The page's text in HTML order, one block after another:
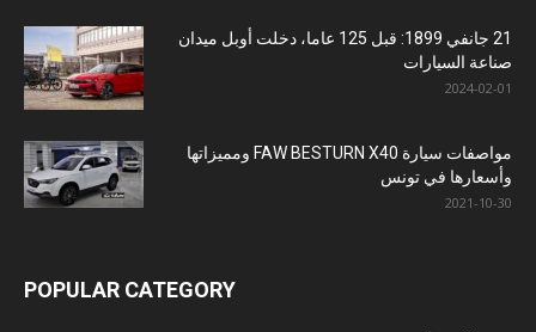
21 جانفي 1899: قبل 125 عاما، دخلت أوبل ميدان
صناعة السيارات
2024-02-01
مواصفات سيارة FAW BESTURN X40 ومميزاتها
وأسعارها في تونس
2021-10-30
POPULAR CATEGORY